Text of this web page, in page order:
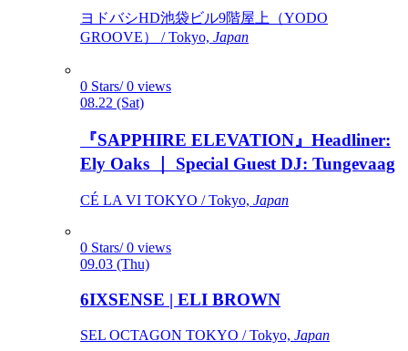
ヨドバシHD池袋ビル9階屋上（YODO
GROOVE） / Tokyo, Japan
0 Stars/ 0 views
08.22 (Sat)
『SAPPHIRE ELEVATION』Headliner:
Ely Oaks ｜ Special Guest DJ: Tungevaag
CÉ LA VI TOKYO / Tokyo, Japan
0 Stars/ 0 views
09.03 (Thu)
6IXSENSE | ELI BROWN
SEL OCTAGON TOKYO / Tokyo, Japan